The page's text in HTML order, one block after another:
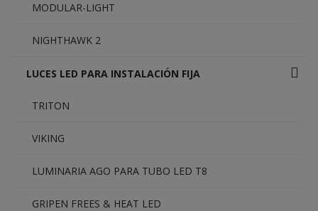
MODULAR-LIGHT
NIGHTHAWK 2
LUCES LED PARA INSTALACIÓN FIJA
TRITON
VIKING
LUMINARIA AGO PARA TUBO LED T8
GRIPEN FREES & HEAT LED